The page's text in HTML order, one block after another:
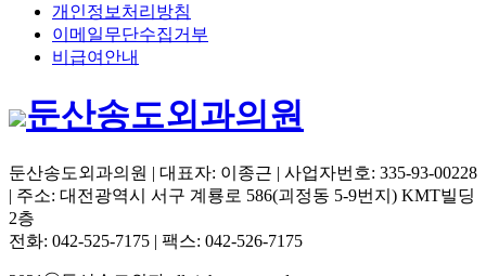
개인정보처리방침
이메일무단수집거부
비급여안내
둔산송도외과의원
둔산송도외과의원 | 대표자: 이종근 | 사업자번호: 335-93-00228
| 주소: 대전광역시 서구 계룡로 586(괴정동 5-9번지) KMT빌딩
2층
전화: 042-525-7175 | 팩스: 042-526-7175